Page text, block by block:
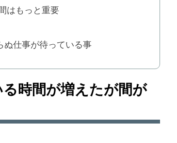
はもっと重要
ぬ仕事が待っている事
時間が増えたが間が